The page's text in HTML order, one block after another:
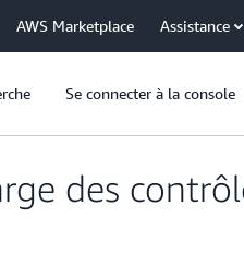
AWS Marketplace Assistance
Se connecter à la console
des